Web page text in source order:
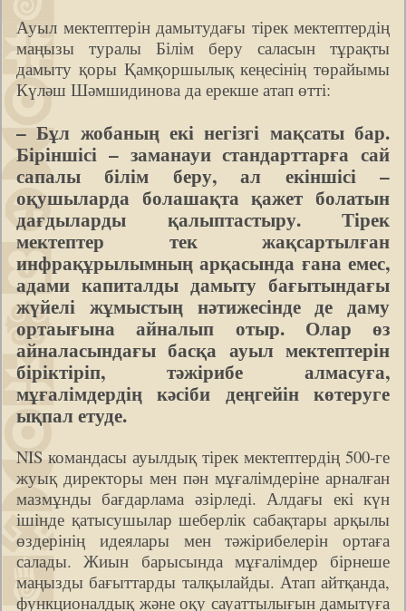
Ауыл мектептерін дамытудағы тірек мектептердің
маңызы туралы Білім беру саласын тұрақты
дамыту қоры Қамқоршылық кеңесінің төрайымы
Күләш Шәмшидинова да ерекше атап өтті:
– Бұл жобаның екі негізгі мақсаты бар.
Біріншісі – заманауи стандарттарға сай
сапалы білім беру, ал екіншісі –
оқушыларда болашақта қажет болатын
дағдыларды қалыптастыру. Тірек
мектептер тек жақсартылған
инфрақұрылымның арқасында ғана емес,
адами капиталды дамыту бағытындағы
жүйелі жұмыстың нәтижесінде де даму
ортаығына айналып отыр. Олар өз
айналасындағы басқа ауыл мектептерін
біріктіріп, тәжірибе алмасуға,
мұғалімдердің кәсіби деңгейін көтеруге
ықпал етуде.
NIS командасы ауылдық тірек мектептердің 500-ге
жуық директоры мен пән мұғалімдеріне арналған
мазмұнды бағдарлама әзірледі. Алдағы екі күн
ішінде қатысушылар шеберлік сабақтары арқылы
өздерінің идеялары мен тәжірибелерін ортаға
салады. Жиын барысында мұғалімдер бірнеше
маңызды бағыттарды талқылайды. Атап айтқанда,
функционалдық және оқу сауаттылығын дамытуға